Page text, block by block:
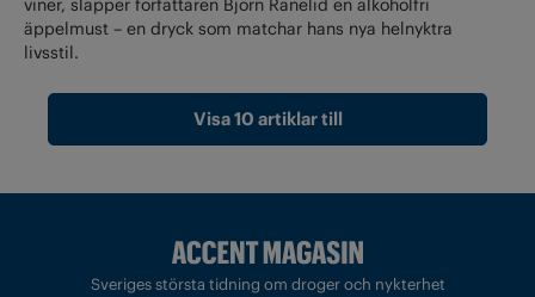
viner, släpper författaren Björn Ranelid en alkoholfri
äppelmust – en dryck som matchar hans nya helnyktra
livsstil.
Visa 10 artiklar till
Sveriges största tidning om droger och nykterhet